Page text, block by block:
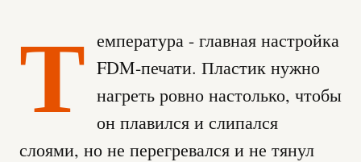
Т емпература - главная настройка
FDM-печати. Пластик нужно
нагреть ровно настолько, чтобы
он плавился и слипался
слоями, но не перегревался и не тянул